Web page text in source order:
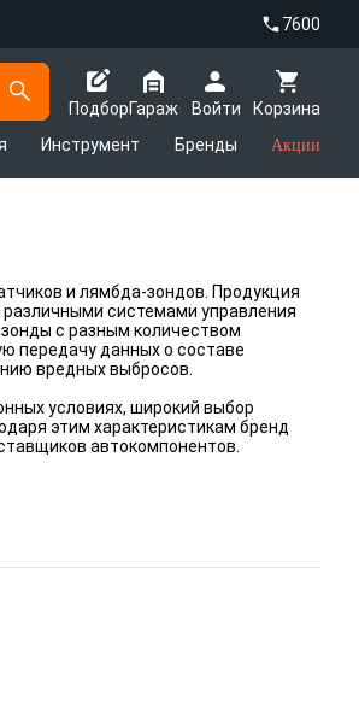
7600
Подбор
Корзина
Гараж
Войти
Инструмент Бренды Акции
и лямбда-зондов. Продукция
системами управления
с разным количеством
передачу данных о составе
вредных выбросов.
условиях, широкий выбор
этим характеристикам бренд
автокомпонентов.